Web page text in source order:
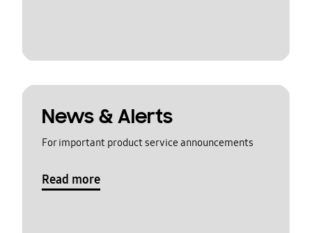
News & Alerts
For important product service announcements
Read more